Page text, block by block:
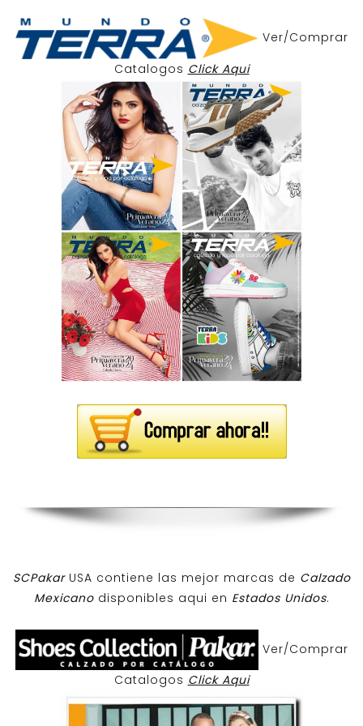
Ver/Comprar
Catalogos Click Aqui
SCPakar USA contiene las mejor marcas de Calzado
Mexicanodisponibles aqui en Estados Unidos.
Ver/Comprar
Catalogos Click Aqui